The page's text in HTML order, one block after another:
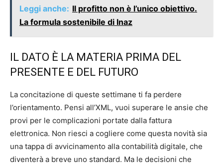
Leggi anche: Il profitto non è l’unico obiettivo.
La formula sostenibile di Inaz
IL DATO È LA MATERIA PRIMA DEL
PRESENTE E DEL FUTURO
La concitazione di queste settimane ti fa perdere
l’orientamento. Pensi all’XML, vuoi superare le ansie che
provi per le complicazioni portate dalla fattura
elettronica. Non riesci a cogliere come questa novità sia
una tappa di avvicinamento alla contabilità digitale, che
diventerà a breve uno standard. Ma le decisioni che